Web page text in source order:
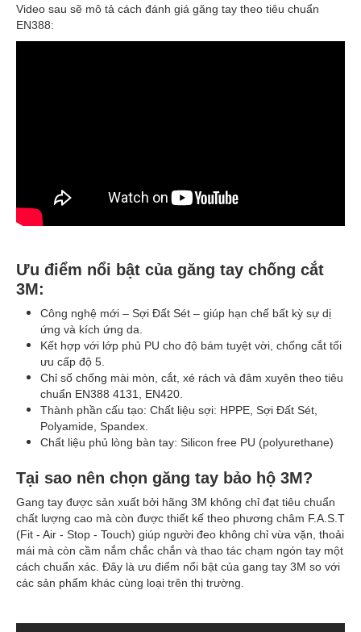
Video sau sẽ mô tả cách đánh giá găng tay theo tiêu chuẩn
EN388:
Ưu điểm nổi bật của găng tay chống cắt
3M:
Công nghệ mới – Sợi Đất Sét – giúp hạn chế bất kỳ sự dị
ứng và kích ứng da.
Kết hợp với lớp phủ PU cho độ bám tuyệt vời, chống cắt tối
ưu cấp độ 5.
Chỉ số chống mài mòn, cắt, xé rách và đâm xuyên theo tiêu
chuẩn EN388 4131, EN420.
Thành phần cấu tạo: Chất liệu sợi: HPPE, Sợi Đất Sét,
Polyamide, Spandex.
Chất liệu phủ lòng bàn tay: Silicon free PU (polyurethane)
Tại sao nên chọn găng tay bảo hộ 3M?
Gang tay được sản xuất bởi hãng 3M không chỉ đạt tiêu chuẩn
chất lượng cao mà còn được thiết kế theo phương châm F.A.S.T
(Fit - Air - Stop - Touch) giúp người đeo không chỉ vừa vặn, thoải
mái mà còn cầm nắm chắc chắn và thao tác chạm ngón tay một
cách chuẩn xác. Đây là ưu điểm nổi bật của gang tay 3M so với
các sản phẩm khác cùng loại trên thị trường.